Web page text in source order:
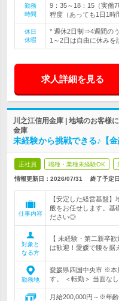
勤務
時間
9：35～18：15（実働
程度（あっても1日1時
休日
休暇
* 週休2日制⇒4週間の
1～2日は自由に休みを
求人詳細を見る
川之江信用金庫 | 地域のお客様
金庫
未経験から挑戦できる♪【
正社員 職種・業種未経験OK
情報更新日：2026/07/31 終了予定
仕事内容
【安定した経営基盤
般をお任せします。基
ださい◎
対象と
なる方
【 未経験・第二新卒
は歓迎！愛媛で腰を据
勤務地
愛媛県四国中央市 ※本
す。 ＜転勤＞ 当面な
月給200,000円～※年